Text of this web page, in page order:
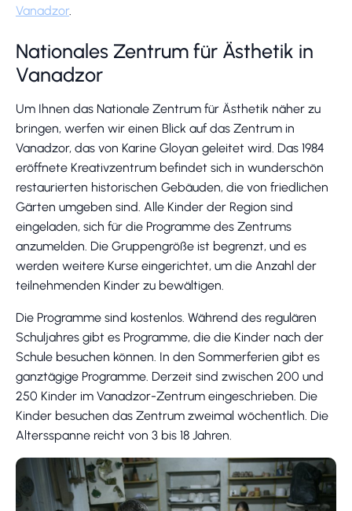
Vanadzor.
Nationales Zentrum für Ästhetik in
Vanadzor
Um Ihnen das Nationale Zentrum für Ästhetik näher zu
bringen, werfen wir einen Blick auf das Zentrum in
Vanadzor, das von Karine Gloyan geleitet wird. Das 1984
eröffnete Kreativzentrum befindet sich in wunderschön
restaurierten historischen Gebäuden, die von friedlichen
Gärten umgeben sind. Alle Kinder der Region sind
eingeladen, sich für die Programme des Zentrums
anzumelden. Die Gruppengröße ist begrenzt, und es
werden weitere Kurse eingerichtet, um die Anzahl der
teilnehmenden Kinder zu bewältigen.
Die Programme sind kostenlos. Während des regulären
Schuljahres gibt es Programme, die die Kinder nach der
Schule besuchen können. In den Sommerferien gibt es
ganztägige Programme. Derzeit sind zwischen 200 und
250 Kinder im Vanadzor-Zentrum eingeschrieben. Die
Kinder besuchen das Zentrum zweimal wöchentlich. Die
Altersspanne reicht von 3 bis 18 Jahren.